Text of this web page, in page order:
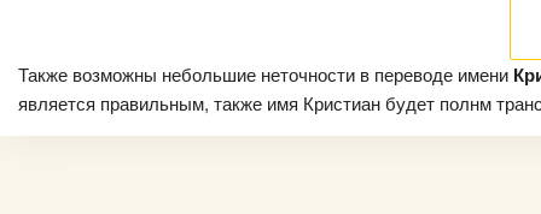
Также возможны небольшие неточности в переводе имени
является правильным, также имя Кристиан будет полнм